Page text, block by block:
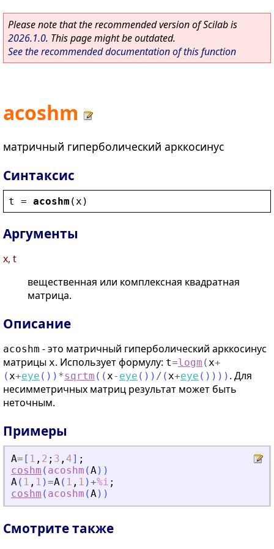
Please note that the recommended version of Scilab is
2026.1.0. This page might be outdated.
See the recommended documentation of this function
acoshm
матричный гиперболический арккосинус
Синтаксис
t = acoshm ( x )
Аргументы
x, t
вещественная или комплексная квадратная
матрица.
Описание
acoshm - это матричный гиперболический арккосинус
матрицы x. Использует формулу: t=logm (x+
(x+eye ( ) ) *sqrtm ( (x- eye ( ) ) / (x+eye ( ) ) ) ) . Для
несимметричных матриц результат может быть
неточным.
Примеры
A= [ 1 , 2 ; 3 , 4] ;
coshm ( acoshm (A) )
A( 1 , 1 )=A( 1 , 1 )+%i ;
coshm ( acoshm (A) )
Смотрите также